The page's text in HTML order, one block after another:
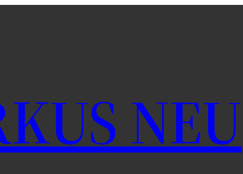
NEU